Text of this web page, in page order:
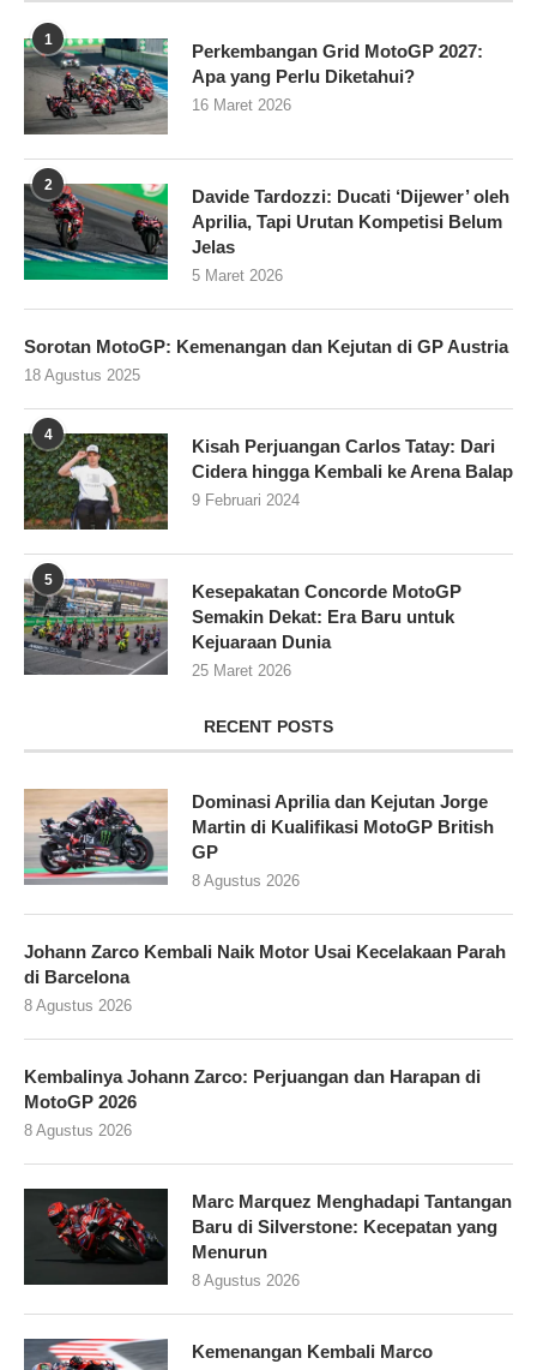
1
Perkembangan Grid MotoGP 2027:
Apa yang Perlu Diketahui?
16 Maret 2026
2
Davide Tardozzi: Ducati ‘Dijewer’ oleh
Aprilia, Tapi Urutan Kompetisi Belum
Jelas
5 Maret 2026
Sorotan MotoGP: Kemenangan dan Kejutan di GP Austria
18 Agustus 2025
4
Kisah Perjuangan Carlos Tatay: Dari
Cidera hingga Kembali ke Arena Balap
9 Februari 2024
5
Kesepakatan Concorde MotoGP
Semakin Dekat: Era Baru untuk
Kejuaraan Dunia
25 Maret 2026
RECENT POSTS
Dominasi Aprilia dan Kejutan Jorge
Martin di Kualifikasi MotoGP British
GP
8 Agustus 2026
Johann Zarco Kembali Naik Motor Usai Kecelakaan Parah
di Barcelona
8 Agustus 2026
Kembalinya Johann Zarco: Perjuangan dan Harapan di
MotoGP 2026
8 Agustus 2026
Marc Marquez Menghadapi Tantangan
Baru di Silverstone: Kecepatan yang
Menurun
8 Agustus 2026
Kemenangan Kembali Marco